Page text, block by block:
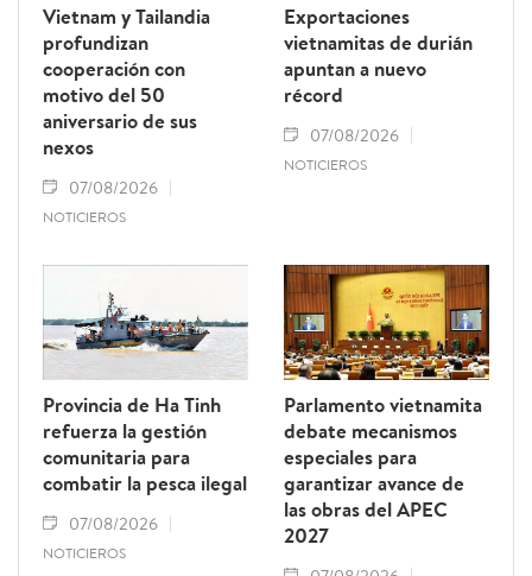
Vietnam y Tailandia
profundizan
cooperación con
motivo del 50
aniversario de sus
nexos
07/08/2026
NOTICIEROS
Exportaciones
vietnamitas de durián
apuntan a nuevo
récord
07/08/2026
NOTICIEROS
Provincia de Ha Tinh
refuerza la gestión
comunitaria para
combatir la pesca ilegal
07/08/2026
NOTICIEROS
Parlamento vietnamita
debate mecanismos
especiales para
garantizar avance de
las obras del APEC
2027